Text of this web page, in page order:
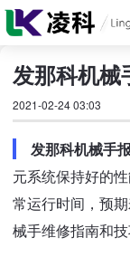
发那科机械
2021-02-24 03:03
发那科机械手
元系统保持好的
常运行时间，预
械手维修指南和